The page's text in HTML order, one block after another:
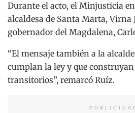
Durante el acto, el Minjusticia
alcaldesa de Santa Marta, Virna
gobernador del Magdalena,
“El mensaje también a la
cumplan la ley y que
transitorios”, remarcó Ruíz.